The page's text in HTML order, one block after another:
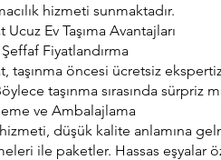
hizmeti sunmaktadır.
Ev Taşıma Avantajları
Fiyatlandırma
taşınma öncesi ücretsiz
taşınma sırasında sürpriz
ve Ambalajlama
düşük kalite anlamına
ile paketler. Hassas